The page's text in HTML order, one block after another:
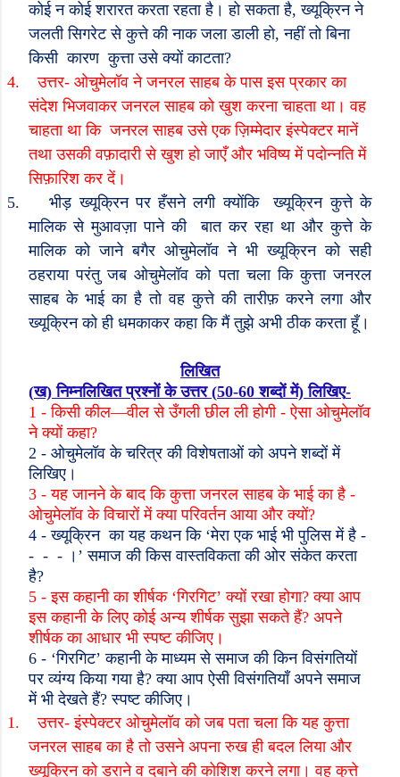
कोई न कोई शरारत करता रहता है। हो सकता है, ख्यूक्रिन ने
जलती सिगरेट से कुत्ते की नाक जला डाली हो, नहीं तो बिना
किसी कारण कुत्ता उसे क्यों काटता?
4.
उत्तर- ओचुमेलॉव ने जनरल साहब के पास इस प्रकार का
संदेश भिजवाकर जनरल साहब को खुश करना चाहता था। वह
चाहता था कि जनरल साहब उसे एक ज़िम्मेदार इंस्पेक्टर मानें
तथा उसकी वफ़ादारी से खुश हो जाएँ और भविष्य में पदोन्नति में
सिफ़ारिश कर दें।
5.
भीड़ ख्यूक्रिन पर हँसने लगी क्योंकि
ख्यूक्रिन कुत्ते के
मालिक से मुआवज़ा पाने की
बात कर रहा था और कुत्ते के
मालिक को जाने बगैर ओचुमेलॉव ने भी ख्यूक्रिन को सही
ठहराया परंतु जब ओचुमेलॉव को पता चला कि कुत्ता जनरल
साहब के भाई का है तो वह कुत्ते की तारीफ़ करने लगा और
ख्यूक्रिन को ही धमकाकर कहा कि मैं तुझे अभी ठीक करता हूँ।
लिखित
(ख) निम्नलिखित प्रश्नों के उत्तर (50-60शब्दों में) लिखिए-
1 -किसी कील—वील से उँगली छील ली होगी-ऐसा ओचुमेलॉव
ने क्यों कहा?
2 - ओचुमेलॉव के चरित्र की विशेषताओं को अपने शब्दों में
लिखिए।
3 -यह जानने के बाद कि कुत्ता जनरल साहब के भाई का है -
ओचुमेलॉव के विचारों में क्या परिवर्तन आया और क्यों?
4 -ख्यूक्रिन का यह कथन कि‘मेरा एक भाई भी पुलिस में है -
- - - । ’समाज की किस वास्तविकता की ओर संकेत करता
है?
5 -इस कहानी का शीर्षक‘गिरगिट’क्यों रखा होगा?क्या आप
इस कहानी के लिए कोई अन्य शीर्षक सुझा सकते हैं? अपने
शीर्षक का आधार भी स्पष्ट कीजिए।
6 - ‘गिरगिट’कहानी के माध्यम से समाज की किन विसंगतियों
पर व्यंग्य किया गया है?क्या आप ऐसी विसंगतियाँ अपने समाज
में भी देखते हैं?स्पष्ट कीजिए।
1.
उत्तर- इंस्पेक्टर ओचुमेलॉव को जब पता चला कि यह कुत्ता
जनरल साहब का है तो उसने अपना रुख ही बदल लिया और
ख्यूक्रिन को डराने व दबाने की कोशिश करने लगा। वह कुत्ते